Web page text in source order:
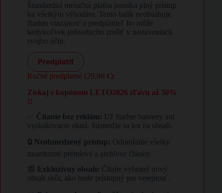
Štandardná mesačná platba ponúka plný prístup
ku všetkým výhodám. Tento balík neobsahuje
žiadnu viazanosť a predplatiteľ ho môže
kedykoľvek jednoducho zrušiť v nastaveniach
svojho účtu.
Predplatiť
Ročné predplatné (29,90 €):
Ziskaj s kupónom LETO2026 zľavu až 50%
!!
Čítanie bez reklám: Už žiadne bannery ani
vyskakovacie okná. Sústreďte sa len na obsah.
🔒 Neobmedzený prístup: Odomknite všetky
uzamknuté prémiové a archívne články.
📰 Exkluzívny obsah: Čítajte vybraný nový
obsah skôr, ako bude prístupný pre verejnosť.